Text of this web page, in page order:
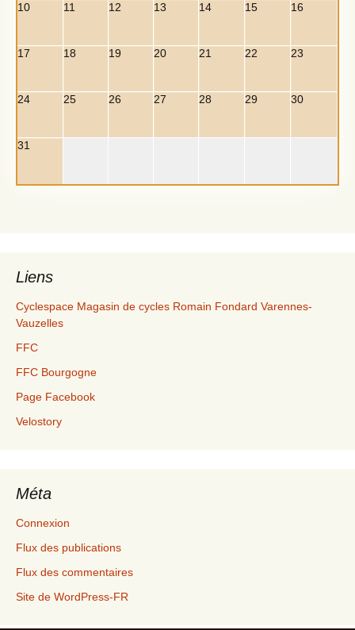
10 11 12 13 14 15 16
17 18 19 20 21 22 23
24 25 26 27 28 29 30
31
Liens
Cyclespace Magasin de cycles Romain Fondard Varennes-
Vauzelles
FFC
FFC Bourgogne
Page Facebook
Velostory
Méta
Connexion
Flux des publications
Flux des commentaires
Site de WordPress-FR